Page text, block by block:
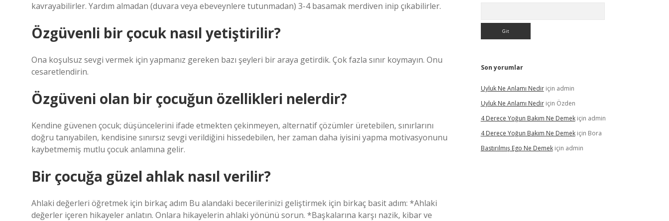
kavrayabilirler. Yardım almadan (duvara veya ebeveynlere tutunmadan) 3-4 basamak merdiven inip çıkabilirler.
Özgüvenli bir çocuk nasıl yetiştirilir?
Ona koşulsuz sevgi vermek için yapmanız gereken bazı şeyleri bir araya getirdik. Çok fazla sınır koymayın. Onu
cesaretlendirin.
Özgüveni olan bir çocuğun özellikleri nelerdir?
Kendine güvenen çocuk; düşüncelerini ifade etmekten çekinmeyen, alternatif çözümler üretebilen, sınırlarını
doğru tanıyabilen, kendisine sınırsız sevgi verildiğini hissedebilen, her zaman daha iyisini yapma motivasyonunu
kaybetmemiş mutlu çocuk anlamına gelir.
Bir çocuğa güzel ahlak nasıl verilir?
Ahlaki değerleri öğretmek için birkaç adım Bu alandaki becerilerinizi geliştirmek için birkaç basit adım: *Ahlaki
değerler içeren hikayeler anlatın. Onlara hikayelerin ahlaki yönünü sorun. *Başkalarına karşı nazik, kibar ve
Son yorumlar
Uyluk Ne Anlamı Nediriçin admin
Uyluk Ne Anlamı Nediriçin Özden
4 Derece Yoğun Bakım Ne Demekiçin admin
4 Derece Yoğun Bakım Ne Demekiçin Bora
Bastırılmış Ego Ne Demekiçin admin